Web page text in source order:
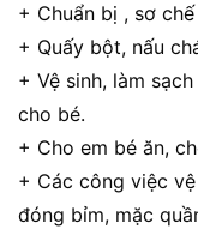
+ Chuẩn bị , sơ
+ Quấy bột, nấu
+ Vệ sinh, làm
cho bé.
+ Cho em bé ăn,
+ Các công việc
đóng bỉm, mặc